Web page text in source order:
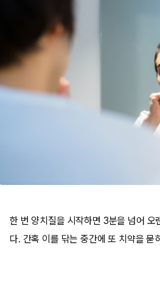
한 번 양치질을 시작하면 3분을 넘어 오
다. 간혹 이를 닦는 중간에 또 치약을 묻